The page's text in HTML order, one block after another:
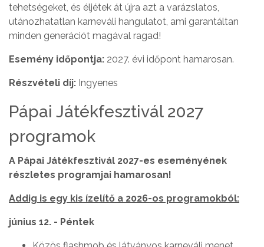
tehetségeket, és éljétek át újra azt a varázslatos,
utánozhatatlan karneváli hangulatot, ami garantáltan
minden generációt magával ragad!
Esemény időpontja: 2027. évi időpont hamarosan.
Részvételi díj: Ingyenes
Pápai Játékfesztivál 2027
programok
A Pápai Játékfesztivál 2027-es eseményének
részletes programjai hamarosan!
Addig is egy kis ízelítő a 2026-os programokból:
június 12. - Péntek